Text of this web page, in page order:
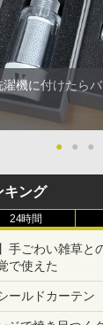
機に付けたら
● ● ●
キング
24時間
手ごわい雑草
で使えた
ールドカーテ